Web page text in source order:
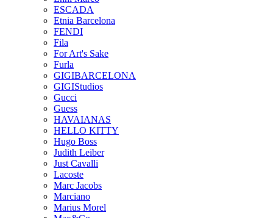
ESCADA
Etnia Barcelona
FENDI
Fila
For Art's Sake
Furla
GIGIBARCELONA
GIGIStudios
Gucci
Guess
HAVAIANAS
HELLO KITTY
Hugo Boss
Judith Leiber
Just Cavalli
Lacoste
Marc Jacobs
Marciano
Marius Morel